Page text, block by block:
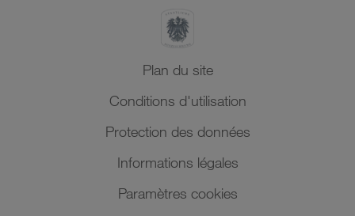
Plan du site
Conditions d'utilisation
Protection des données
Informations légales
Paramètres cookies